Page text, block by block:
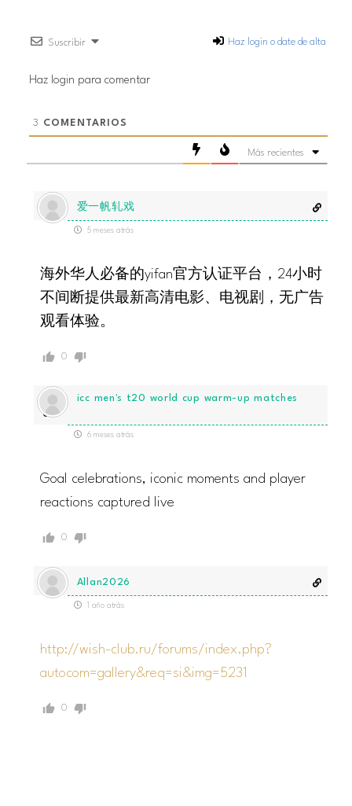
Suscribir Haz login o date de alta
Haz login para comentar
3 COMENTARIOS
Más recientes
爱一帆轧戏
5 meses atrás
海外华人必备的yifan官方认证平台，24小时
不间断提供最新高清电影、电视剧，无广告
观看体验。
0
icc men's t20 world cup warm-up matches
6 meses atrás
Goal celebrations, iconic moments and player
reactions captured live
0
Allan2026
1 año atrás
http://wish-club.ru/forums/index.php?
autocom=gallery&req=si&img=5231
0